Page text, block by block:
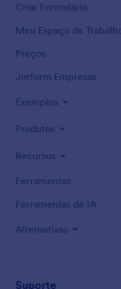
Criar Formulário
Meu Espaço de
Preços
Jotform Empresas
Exemplos
Produtos
Recursos
Ferramentas
Ferramentas de IA
Alternativas
Suporte